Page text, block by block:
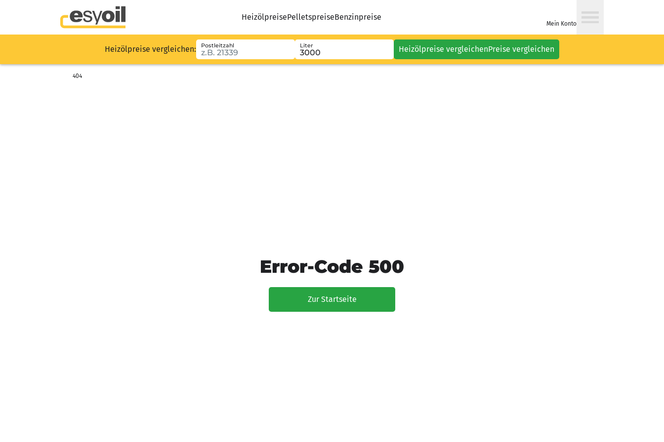
HeizölpreisePelletspreiseBenzinpreise
Mein Konto
Heizölpreise vergleichen: Postleitzahl Liter Heizölpreise vergleichenPreise vergleichen
404
Error-Code 500
Zur Startseite